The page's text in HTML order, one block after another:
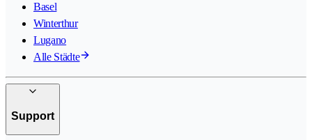
Basel
Winterthur
Lugano
Alle Städte
Support